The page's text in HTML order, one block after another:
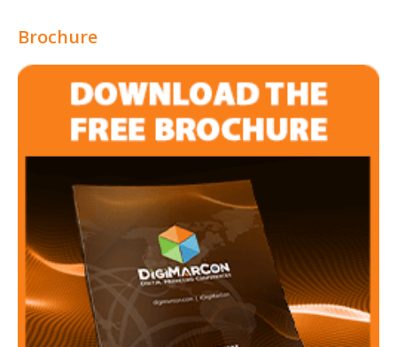
Brochure